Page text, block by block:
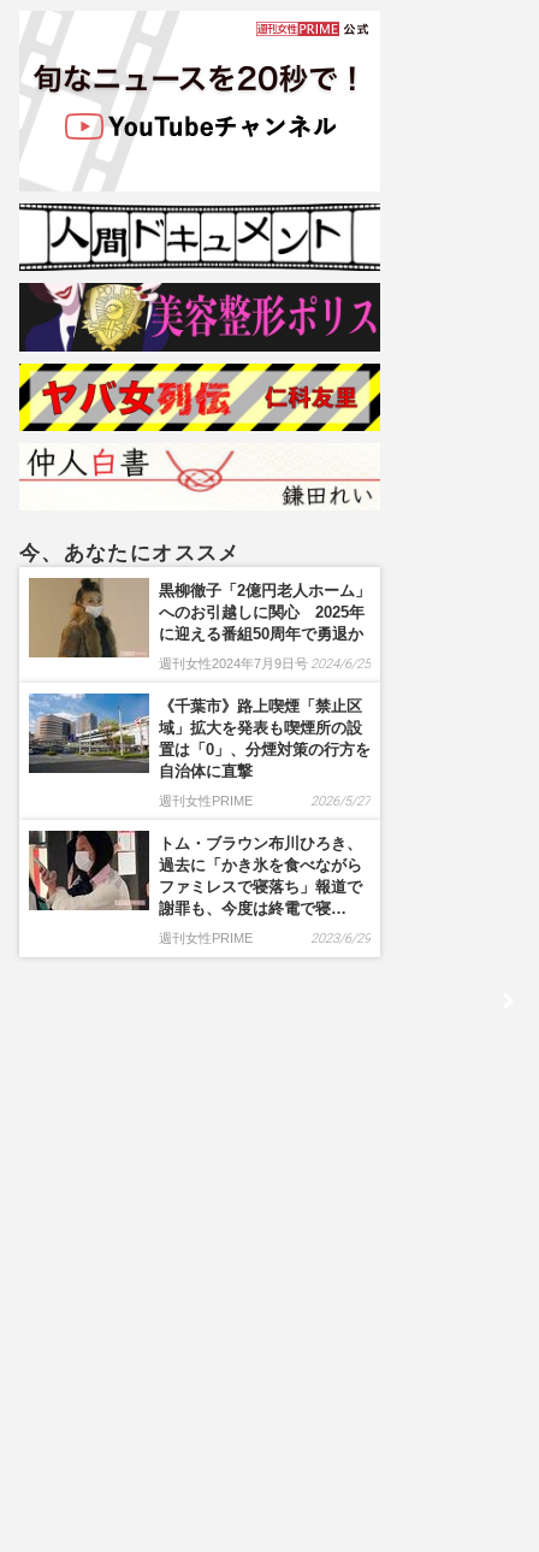
今、あなたにオススメ
黒柳徹子「2億円老人ホーム」
へのお引越しに関心 2025年
に迎える番組50周年で勇退か
週刊女性2024年7月9日号 2024/6/25
《千葉市》路上喫煙「禁止区
域」拡大を発表も喫煙所の設
置は「0」、分煙対策の行方を
自治体に直撃
週刊女性PRIME 2026/5/27
トム・ブラウン布川ひろき、
過去に「かき氷を食べながら
ファミレスで寝落ち」報道で
謝罪も、今度は終電で寝…
週刊女性PRIME 2023/6/29